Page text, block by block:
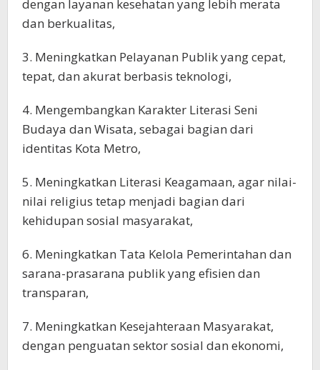
dengan layanan kesehatan yang lebih merata
dan berkualitas,
3. Meningkatkan Pelayanan Publik yang cepat,
tepat, dan akurat berbasis teknologi,
4. Mengembangkan Karakter Literasi Seni
Budaya dan Wisata, sebagai bagian dari
identitas Kota Metro,
5. Meningkatkan Literasi Keagamaan, agar nilai-
nilai religius tetap menjadi bagian dari
kehidupan sosial masyarakat,
6. Meningkatkan Tata Kelola Pemerintahan dan
sarana-prasarana publik yang efisien dan
transparan,
7. Meningkatkan Kesejahteraan Masyarakat,
dengan penguatan sektor sosial dan ekonomi,